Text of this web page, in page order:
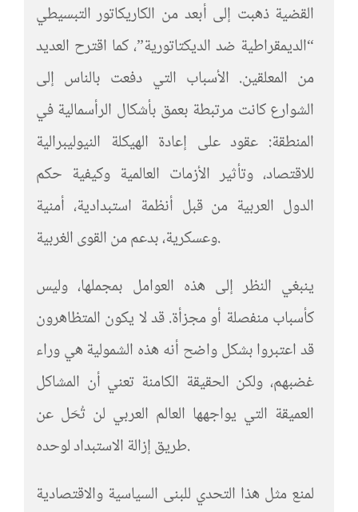
القضية ذهبت إلى أبعد من الكاريكاتور التبسيطي
“الديمقراطية ضد الديكتاتورية”، كما اقترح العديد
من المعلقين. الأسباب التي دفعت بالناس إلى
الشوارع كانت مرتبطة بعمق بأشكال الرأسمالية في
المنطقة: عقود على إعادة الهيكلة النيوليبرالية
للاقتصاد، وتأثير الأزمات العالمية وكيفية حكم
الدول العربية من قبل أنظمة استبدادية، أمنية
وعسكرية، بدعم من القوى الغربية.
ينبغي النظر إلى هذه العوامل بمجملها، وليس
كأسباب منفصلة أو مجزأة. قد لا يكون المتظاهرون
قد اعتبروا بشكل واضح أنه هذه الشمولية هي وراء
غضبهم، ولكن الحقيقة الكامنة تعني أن المشاكل
العميقة التي يواجهها العالم العربي لن تُحَل عن
طريق إزالة الاستبداد لوحده.
لمنع مثل هذا التحدي للبنى السياسية والاقتصادية